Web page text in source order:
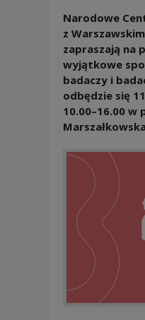
Narodowe
z
zapraszają na
wyjątkowe
badaczy i
odbędzie się
10.00–16.00 w